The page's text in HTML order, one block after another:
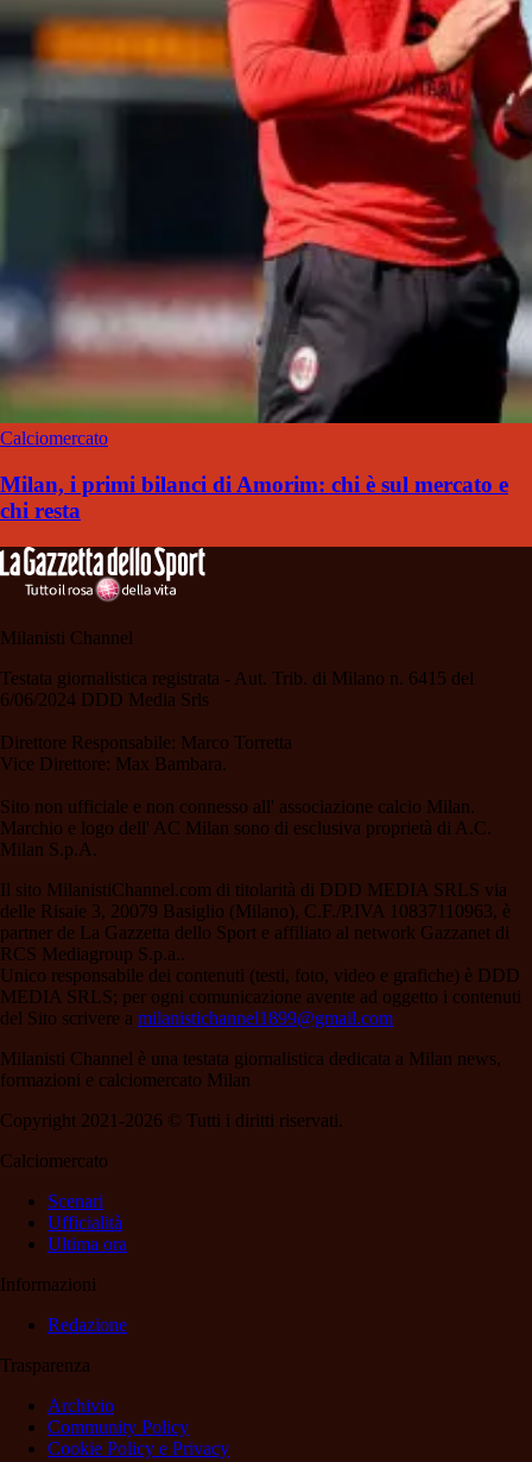
Calciomercato
Milan, i primi bilanci di Amorim: chi è sul mercato e
chi resta
Milanisti Channel
Testata giornalistica registrata - Aut. Trib. di Milano n. 6415 del
6/06/2024 DDD Media Srls
Direttore Responsabile: Marco Torretta
Vice Direttore: Max Bambara.
Sito non ufficiale e non connesso all' associazione calcio Milan.
Marchio e logo dell' AC Milan sono di esclusiva proprietà di A.C.
Milan S.p.A.
Il sito MilanistiChannel.com di titolarità di DDD MEDIA SRLS via
delle Risaie 3, 20079 Basiglio (Milano), C.F./P.IVA 10837110963, è
partner de La Gazzetta dello Sport e affiliato al network Gazzanet di
RCS Mediagroup S.p.a..
Unico responsabile dei contenuti (testi, foto, video e grafiche) è DDD
MEDIA SRLS; per ogni comunicazione avente ad oggetto i contenuti
del Sito scrivere a milanistichannel1899@gmail.com
Milanisti Channel è una testata giornalistica dedicata a Milan news,
formazioni e calciomercato Milan
Copyright 2021-2026 © Tutti i diritti riservati.
Calciomercato
Scenari
Ufficialità
Ultima ora
Informazioni
Redazione
Trasparenza
Archivio
Community Policy
Cookie Policy e Privacy